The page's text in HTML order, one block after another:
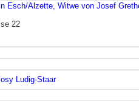
Esch/Alzette, Witwe von Josef
22
Ludig-Staar